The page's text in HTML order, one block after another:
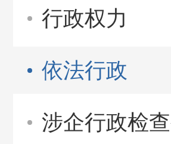
行政权力
依法行政
涉企行政检